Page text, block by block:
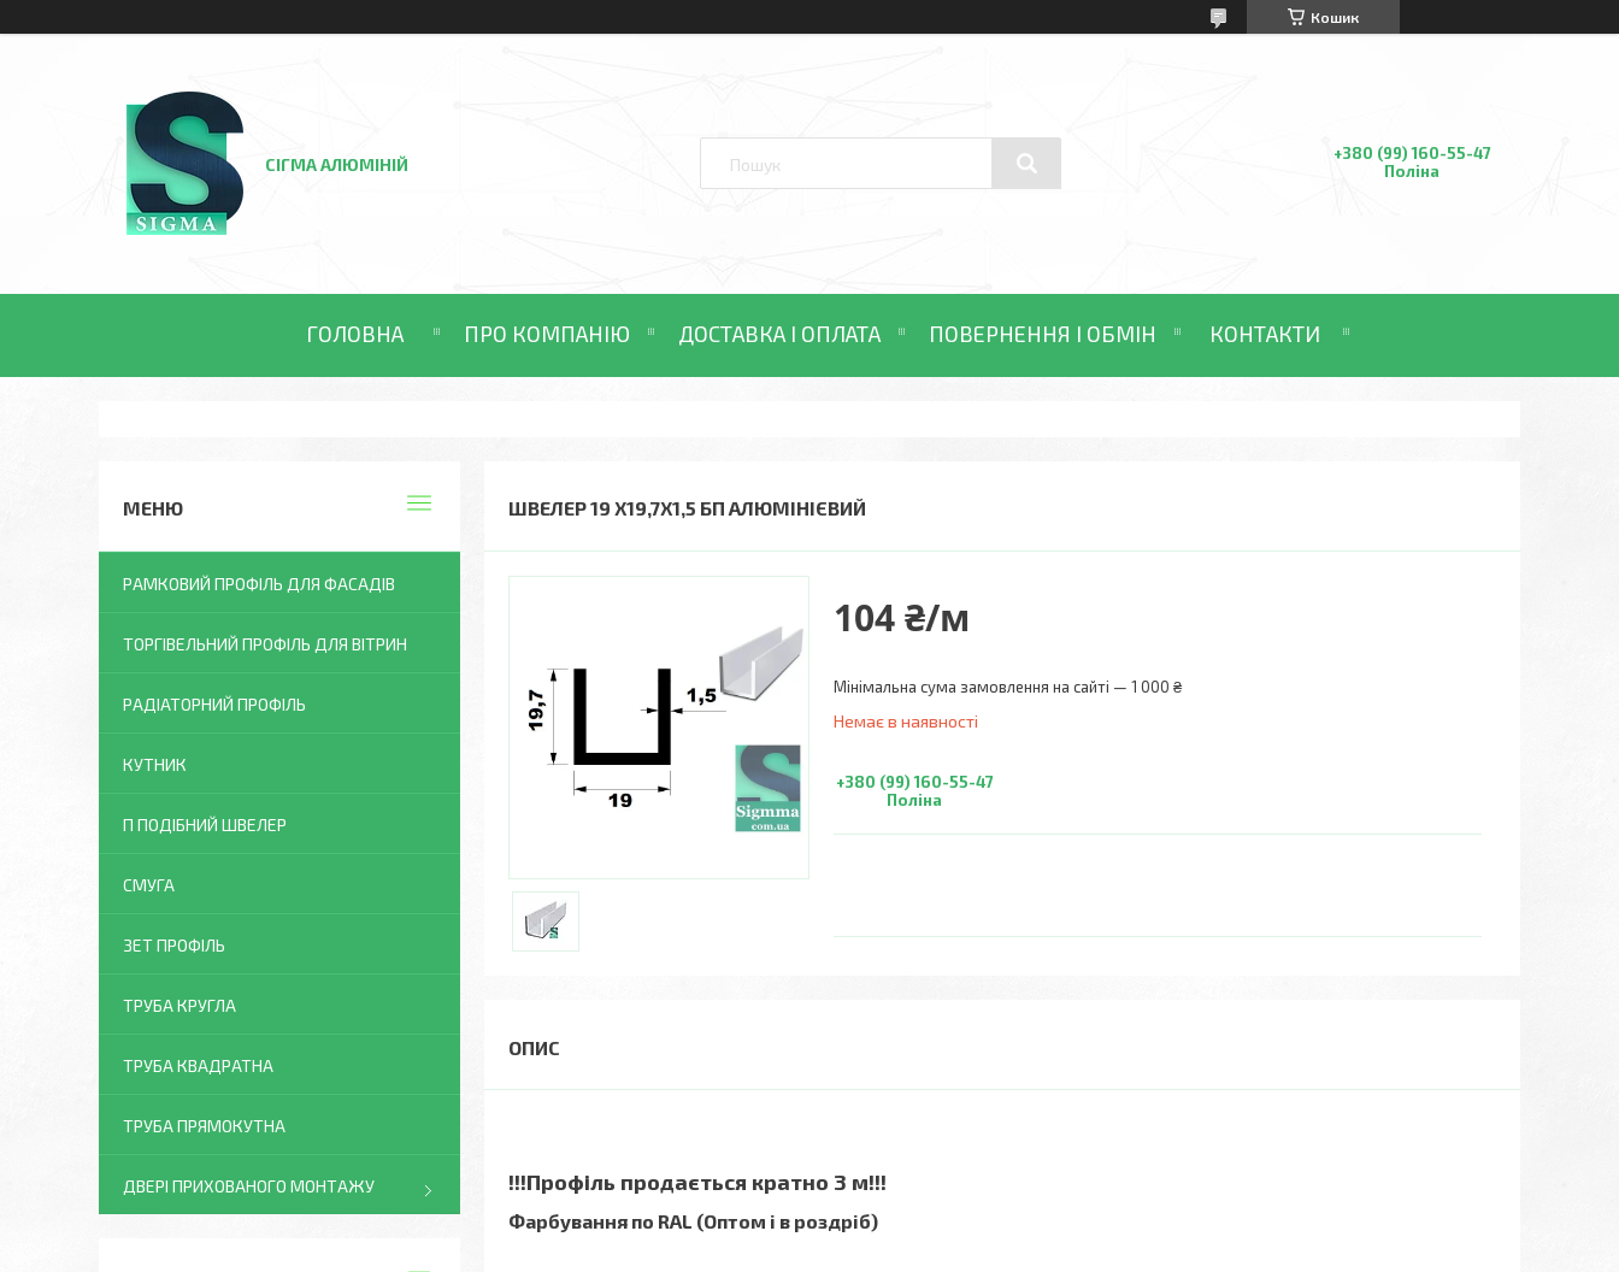
Кошик
СІГМА АЛЮМІНІЙ
+380 (99) 160-55-47
Поліна
ГОЛОВНА ПРО КОМПАНІЮ ДОСТАВКА І ОПЛАТА ПОВЕРНЕННЯ І ОБМІН КОНТАКТИ
ШВЕЛЕР 19 Х19,7Х1,5 БП АЛЮМІНІЄВИЙ
104 ₴/м
Мінімальна сума замовлення на сайті — 1 000 ₴
Немає в наявності
+380 (99) 160-55-47
Поліна
!!!Профіль продається кратно 3 м!!!
Фарбування по RAL (Оптом і в роздріб)
РАМКОВИЙ ПРОФІЛЬ ДЛЯ ФАСАДІВ
ТОРГІВЕЛЬНИЙ ПРОФІЛЬ ДЛЯ ВІТРИН
РАДІАТОРНИЙ ПРОФІЛЬ
КУТНИК
П ПОДІБНИЙ ШВЕЛЕР
СМУГА
ЗЕТ ПРОФІЛЬ
ТРУБА КРУГЛА
ТРУБА КВАДРАТНА
ТРУБА ПРЯМОКУТНА
ДВЕРІ ПРИХОВАНОГО МОНТАЖУ